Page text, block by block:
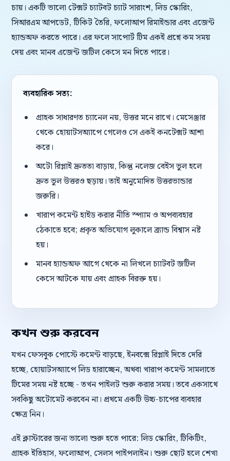
চায়। একটি ভালো টেক্সট চ্যাটবট চ্যাট সারাংশ, লিড স্কোরিং,
সিআরএম আপডেট, টিকিট তৈরি, ফলোআপ রিমাইন্ডার এবং এজেন্ট
হ্যান্ডঅফ করতে পারে। এর ফলে সাপোর্ট টিম একই প্রশ্নে কম সময়
দেয় এবং মানব এজেন্ট জটিল কেসে মন দিতে পারে।
ব্যবহারিক সত্য:
গ্রাহক সাধারণত চ্যানেল নয়, উত্তর মনে রাখে। মেসেঞ্জার
থেকে হোয়াটসঅ্যাপে গেলেও সে একই কনটেক্সট আশা
করে।
অটো রিপ্লাই দ্রুততা বাড়ায়, কিন্তু নলেজ বেইস ভুল হলে
দ্রুত ভুল উত্তরও ছড়ায়। তাই অনুমোদিত উত্তরভান্ডার
জরুরি।
খারাপ কমেন্ট হাইড করার নীতি স্প্যাম ও অপব্যবহার
ঠেকাতে হবে; প্রকৃত অভিযোগ লুকালে ব্র্যান্ড বিশ্বাস নষ্ট
হয়।
মানব হ্যান্ডঅফ আগে থেকে না লিখলে চ্যাটবট জটিল
কেসে আটকে যায় এবং গ্রাহক বিরক্ত হয়।
কখন শুরু করবেন
যখন ফেসবুক পোস্টে কমেন্ট বাড়ছে, ইনবক্সে রিপ্লাই দিতে দেরি
হচ্ছে, হোয়াটসঅ্যাপে লিড হারাচ্ছেন, অথবা খারাপ কমেন্ট সামলাতে
টিমের সময় নষ্ট হচ্ছে - তখন পাইলট শুরু করার সময়। তবে একসাথে
সবকিছু অটোমেট করবেন না। প্রথমে একটি উচ্চ-চাপের ব্যবহার
ক্ষেত্র নিন।
এই ক্লাস্টারের জন্য ভালো শুরু হতে পারে: লিড স্কোরিং, টিকিটিং,
গ্রাহক ইতিহাস, ফলোআপ, সেলস পাইপলাইন। শুরু ছোট হলে শেখা